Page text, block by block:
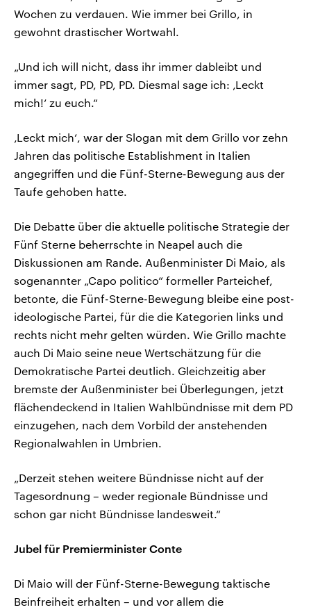
Wochen zu verdauen. Wie immer bei Grillo, in
gewohnt drastischer Wortwahl.
„Und ich will nicht, dass ihr immer dableibt und
immer sagt, PD, PD, PD. Diesmal sage ich: ‚Leckt
mich!‘ zu euch.“
‚Leckt mich‘, war der Slogan mit dem Grillo vor zehn
Jahren das politische Establishment in Italien
angegriffen und die Fünf-Sterne-Bewegung aus der
Taufe gehoben hatte.
Die Debatte über die aktuelle politische Strategie der
Fünf Sterne beherrschte in Neapel auch die
Diskussionen am Rande. Außenminister Di Maio, als
sogenannter „Capo politico“ formeller Parteichef,
betonte, die Fünf-Sterne-Bewegung bleibe eine post-
ideologische Partei, für die die Kategorien links und
rechts nicht mehr gelten würden. Wie Grillo machte
auch Di Maio seine neue Wertschätzung für die
Demokratische Partei deutlich. Gleichzeitig aber
bremste der Außenminister bei Überlegungen, jetzt
flächendeckend in Italien Wahlbündnisse mit dem PD
einzugehen, nach dem Vorbild der anstehenden
Regionalwahlen in Umbrien.
„Derzeit stehen weitere Bündnisse nicht auf der
Tagesordnung – weder regionale Bündnisse und
schon gar nicht Bündnisse landesweit.“
Jubel für Premierminister Conte
Di Maio will der Fünf-Sterne-Bewegung taktische
Beinfreiheit erhalten – und vor allem die